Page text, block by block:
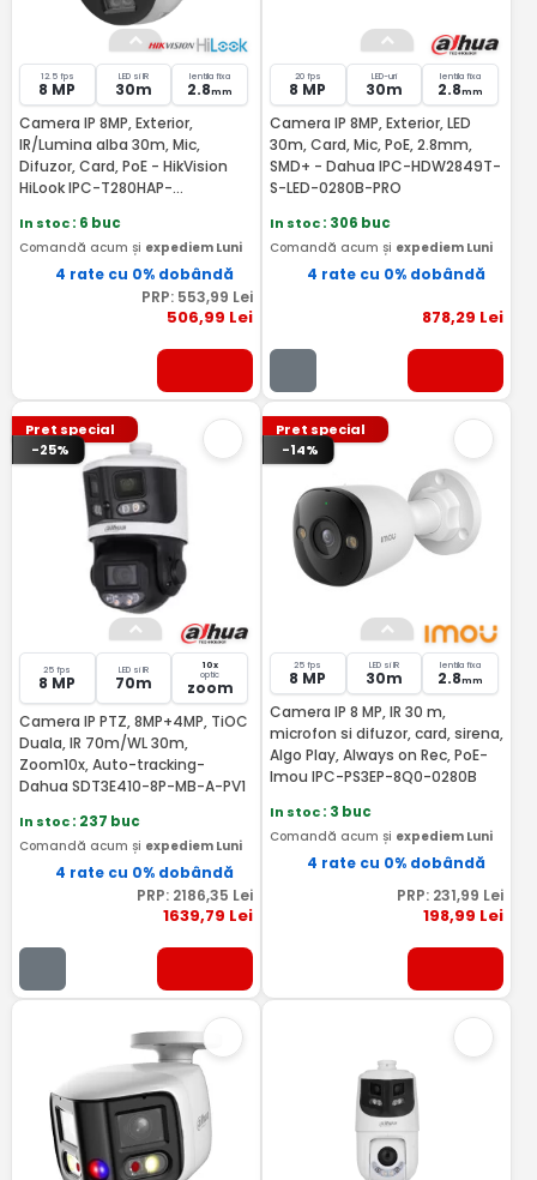
12.5 fps
8 MP
LED si IR
30m
lentila fixa
2.8mm
Camera IP 8MP, Exterior,
IR/Lumina alba 30m, Mic,
Difuzor, Card, PoE - HikVision
HiLook IPC-T280HAP-
In stoc: 6 buc
Comandă acum și expediem Luni
4 rate cu 0% dobândă
PRP: 553,99 Lei
506,99 Lei
20 fps
8 MP
LED-uri
30m
lentila fixa
2.8mm
Camera IP 8MP, Exterior, LED
30m, Card, Mic, PoE, 2.8mm,
SMD+ - Dahua IPC-HDW2849T-
S-LED-0280B-PRO
In stoc: 306 buc
Comandă acum și expediem Luni
4 rate cu 0% dobândă
878,29 Lei
Pret special
-25%
25 fps
8 MP
LED si IR
70m
10x
optic
zoom
Camera IP PTZ, 8MP+4MP, TiOC
Duala, IR 70m/WL 30m,
Zoom10x, Auto-tracking-
Dahua SDT3E410-8P-MB-A-PV1
In stoc: 237 buc
Comandă acum și expediem Luni
4 rate cu 0% dobândă
PRP: 2186,35 Lei
1639,79 Lei
Pret special
-14%
25 fps
8 MP
LED si IR
30m
lentila fixa
2.8mm
Camera IP 8 MP, IR 30 m,
microfon si difuzor, card, sirena,
AIgo Play, Always on Rec, PoE-
Imou IPC-PS3EP-8Q0-0280B
In stoc: 3 buc
Comandă acum și expediem Luni
4 rate cu 0% dobândă
PRP: 231,99 Lei
198,99 Lei